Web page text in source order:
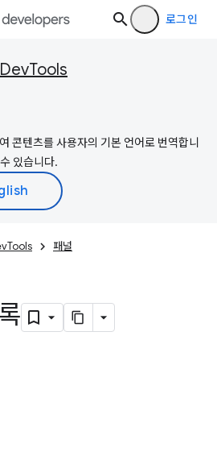
로그인
콘텐츠를 사용자의 기본 언어로 번역합니
있습니다.
패널